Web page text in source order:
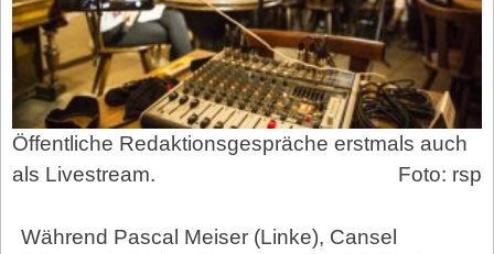
Öffentliche Redaktionsgespräche erstmals auch
als Livestream.
Foto: rsp
Während Pascal Meiser (Linke), Cansel